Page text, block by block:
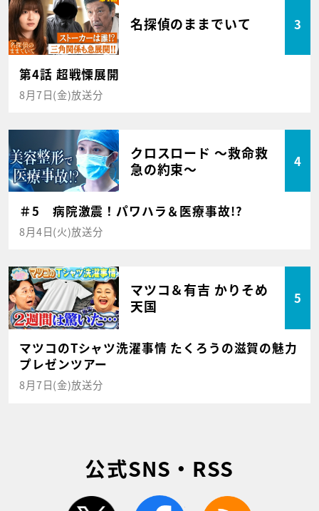
名探偵のままでいて 3
第4話 超戦慄展開
8月7日(金)放送分
クロスロード ～救命救
急の約束～
4
＃5 病院激震！パワハラ＆医療事故!?
8月4日(火)放送分
マツコ＆有吉 かりそめ
天国
5
マツコのTシャツ洗濯事情 たくろうの滋賀の魅力
プレゼンツアー
8月7日(金)放送分
公式SNS・RSS
twitter facebook